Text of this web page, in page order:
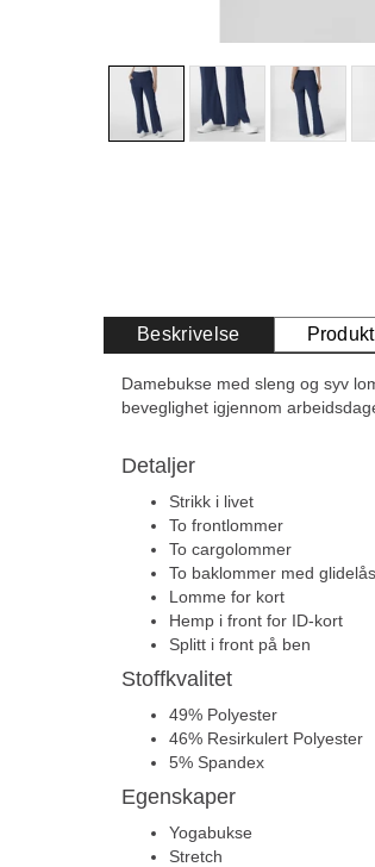
Beskrivelse
Damebukse med sleng og syv
beveglighet igjennom
Detaljer
Strikk i livet
To frontlommer
To cargolommer
To baklommer med glidelås
Lomme for kort
Hemp i front for ID-kort
Splitt i front på ben
Stoffkvalitet
49% Polyester
46% Resirkulert Polyester
5% Spandex
Egenskaper
Yogabukse
Stretch